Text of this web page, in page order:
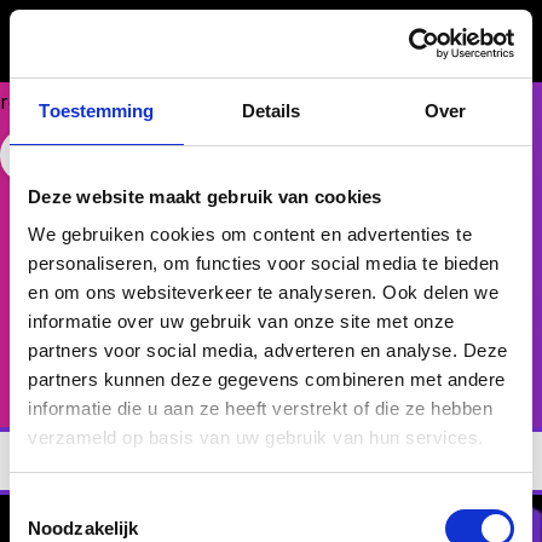
Toestemming Details Over
Deze website maakt gebruik van cookies
We gebruiken cookies om content en advertenties te
personaliseren, om functies voor social media te bieden
en om ons websiteverkeer te analyseren. Ook delen we
informatie over uw gebruik van onze site met onze
partners voor social media, adverteren en analyse. Deze
partners kunnen deze gegevens combineren met andere
informatie die u aan ze heeft verstrekt of die ze hebben
verzameld op basis van uw gebruik van hun services.
Noodzakelijk
Compass
Voor medewerkers die beter willen presteren in hun
rol.
Bekijk rapport
Could
make
request.